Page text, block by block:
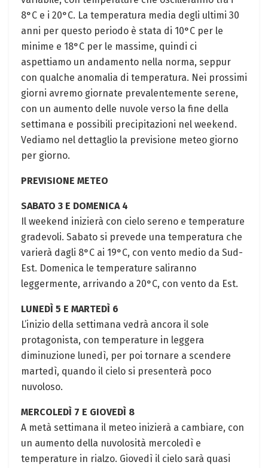
8°C e i 20°C. La temperatura media degli ultimi 30
anni per questo periodo è stata di 10°C per le
minime e 18°C per le massime, quindi ci
aspettiamo un andamento nella norma, seppur
con qualche anomalia di temperatura. Nei prossimi
giorni avremo giornate prevalentemente serene,
con un aumento delle nuvole verso la fine della
settimana e possibili precipitazioni nel weekend.
Vediamo nel dettaglio la previsione meteo giorno
per giorno.
PREVISIONE METEO
SABATO 3 E DOMENICA 4
Il weekend inizierà con cielo sereno e temperature
gradevoli. Sabato si prevede una temperatura che
varierà dagli 8°C ai 19°C, con vento medio da Sud-
Est. Domenica le temperature saliranno
leggermente, arrivando a 20°C, con vento da Est.
LUNEDÌ 5 E MARTEDÌ 6
L’inizio della settimana vedrà ancora il sole
protagonista, con temperature in leggera
diminuzione lunedì, per poi tornare a scendere
martedì, quando il cielo si presenterà poco
nuvoloso.
MERCOLEDÌ 7 E GIOVEDÌ 8
A metà settimana il meteo inizierà a cambiare, con
un aumento della nuvolosità mercoledì e
temperature in rialzo. Giovedì il cielo sarà quasi